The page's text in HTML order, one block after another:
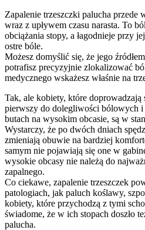
Zapalenie trzeszczki palucha
wraz z upływem czasu narasta. To
obciążania stopy, a łagodnieje przy
ostre bóle.
Możesz domyślić się, że jego
potrafisz precyzyjnie zlokalizować
medycznego wskażesz właśnie na
Tak, ale kobiety, które
pierwszy do dolegliwości bólowych i
butach na wysokim obcasie, są w
Wystarczy, że po dwóch dniach
zmieniają obuwie na bardziej
samym nie pojawiają się one w
wysokie obcasy nie należą do
zapalnego.
Co ciekawe, zapalenie trzeszczek
patologiach, jak paluch koślawy,
kobiety, które przychodzą z tymi
świadome, że w ich stopach doszło
palucha.